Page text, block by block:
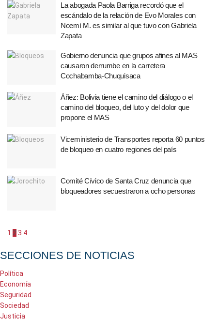
La abogada Paola Barriga recordó que el
escándalo de la relación de Evo Morales con
Noemí M. es similar al que tuvo con Gabriela
Zapata
Gobierno denuncia que grupos afines al MAS
causaron derrumbe en la carretera
Cochabamba-Chuquisaca
Áñez: Bolivia tiene el camino del diálogo o el
camino del bloqueo, del luto y del dolor que
propone el MAS
Viceministerio de Transportes reporta 60 puntos
de bloqueo en cuatro regiones del país
Comité Cívico de Santa Cruz denuncia que
bloqueadores secuestraron a ocho personas
1 2 3 4
SECCIONES DE NOTICIAS
Política
Economía
Seguridad
Sociedad
Justicia